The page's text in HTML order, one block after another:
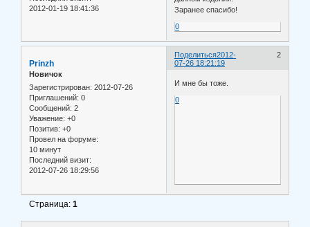
2012-01-19 18:41:36
Заранее спасибо!
0
Поделиться 2
2012-
07-26 18:21:19
Prinzh
Новичок
Зарегистрирован: 2012-07-26
Приглашений: 0
Сообщений: 2
Уважение: +0
Позитив: +0
Провел на форуме:
10 минут
Последний визит:
2012-07-26 18:29:56
И мне бы тоже.
0
Страница:1